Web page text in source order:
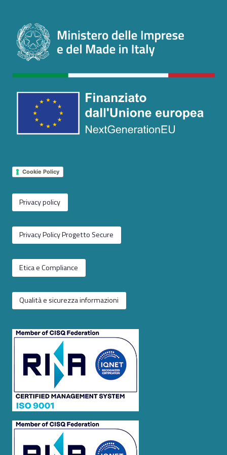
Cookie Policy
Privacy policy
Privacy Policy Progetto Secure
Etica e Compliance
Qualità e sicurezza informazioni